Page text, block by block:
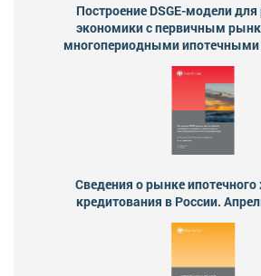
Построение DSGE-модели для
экономики с первичным
многопериодными ипотечными
Сведения о рынке
кредитования в России.